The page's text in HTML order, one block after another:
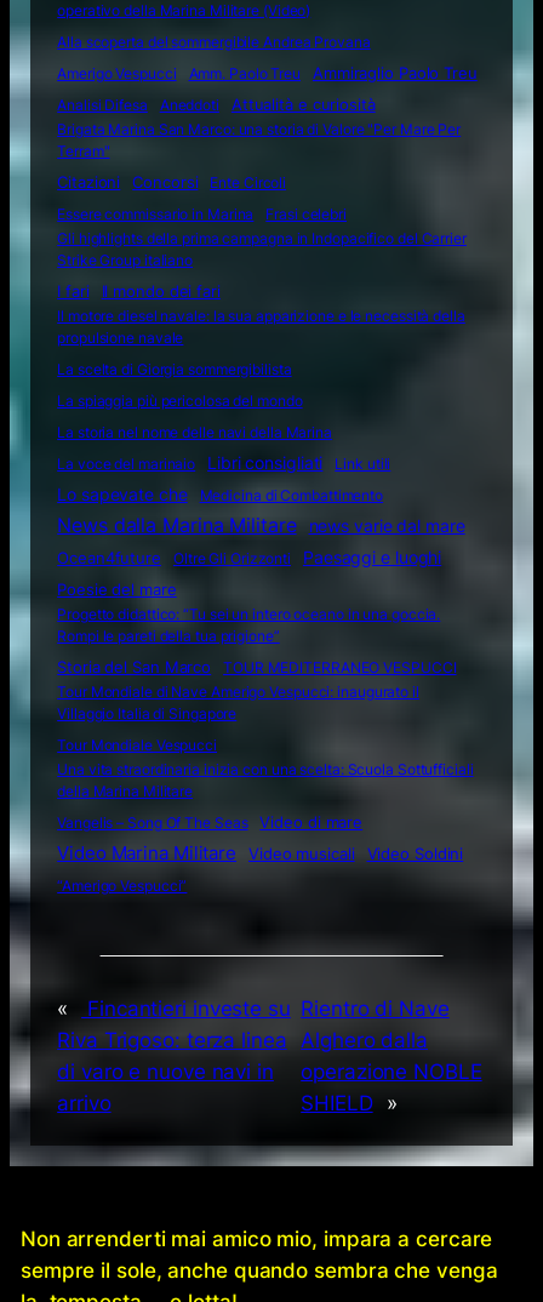
operativo della Marina Militare (Video)
Alla scoperta del sommergibile Andrea Provana
Amerigo Vespucci
Amm. Paolo Treu
Ammiraglio Paolo Treu
Analisi Difesa
Aneddoti Attualità e curiosità
Brigata Marina San Marco: una storia di Valore "Per Mare Per
Terram"
Citazioni
Concorsi
Ente Circoli
Essere commissario in Marina
Frasi celebri
Gli highlights della prima campagna in Indopacifico del Carrier
Strike Group italiano
I fari
Il mondo dei fari
Il motore diesel navale: la sua apparizione e le necessità della
propulsione navale
La scelta di Giorgia sommergibilista
La spiaggia più pericolosa del mondo
La storia nel nome delle navi della Marina
La voce del marinaio
Libri consigliati Link utili
Lo sapevate che Medicina di Combattimento
News dalla Marina Militare
news varie dal mare
Ocean4future
Oltre Gli Orizzonti
Paesaggi e luoghi
Poesie del mare
Progetto didattico: “Tu sei un intero oceano in una goccia.
Rompi le pareti della tua prigione”
Storia del San Marco
TOUR MEDITERRANEO VESPUCCI
Tour Mondiale di Nave Amerigo Vespucci: inaugurato il
Villaggio Italia di Singapore
Tour Mondiale Vespucci
Una vita straordinaria inizia con una scelta: Scuola Sottufficiali
della Marina Militare
Vangelis – Song Of The Seas
Video di mare
Video Marina Militare Video musicali
Video Soldini
“Amerigo Vespucci”
«
Fincantieri investe su
Riva Trigoso: terza linea
di varo e nuove navi in
arrivo
Rientro di Nave
Alghero dalla
operazione NOBLE
SHIELD
»
Non arrenderti mai amico mio, impara a cercare
sempre il sole, anche quando sembra che venga